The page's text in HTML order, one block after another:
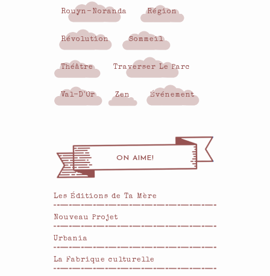
Rouyn-Noranda Région
Révolution Sommeil
Théâtre Traverser Le Parc
Val-D'Or Zen Événement
ON AIME!
Les Éditions de Ta Mère
Nouveau Projet
Urbania
La Fabrique culturelle